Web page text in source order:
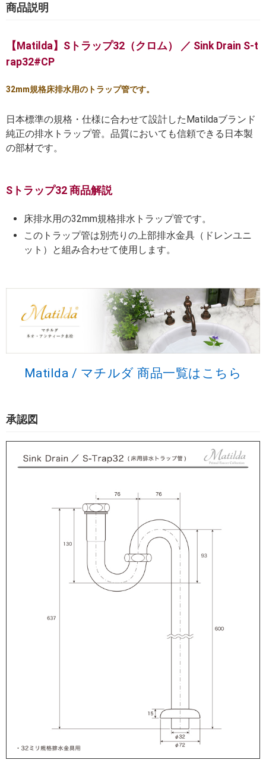
商品説明
【Matilda】Sトラップ32（クロム） ／ Sink Drain S-t
rap32#CP
32mm規格床排水用のトラップ管です。
日本標準の規格・仕様に合わせて設計したMatildaブランド
純正の排水トラップ管。品質においても信頼できる日本製
の部材です。
Sトラップ32 商品解説
床排水用の32mm規格排水トラップ管です。
このトラップ管は別売りの上部排水金具（ドレンユニ
ット）と組み合わせて使用します。
Matilda / マチルダ 商品一覧はこちら
承認図